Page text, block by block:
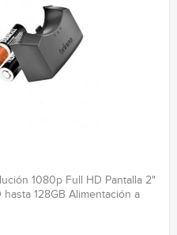
1080p Full HD Pantalla 2"
128GB Alimentación a